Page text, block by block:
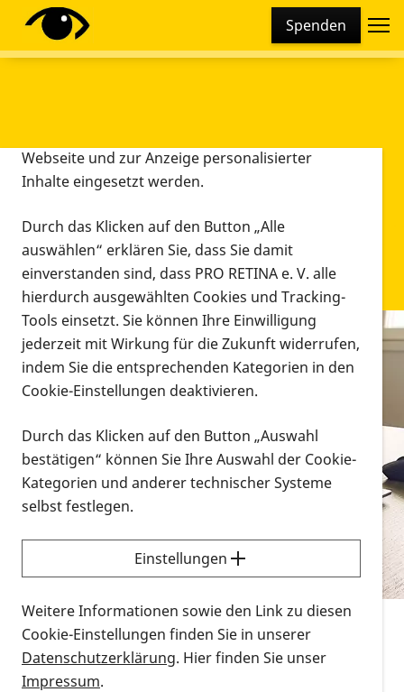
Spenden
Infomaterial
Infomaterial
Vorlesen
Alle Infomaterialien in verschiedenen
Formaten an einem Ort
Sie möchten wissen, wie Sie nach Infonmaterial
suchen und dieses bestellen bzw. herunterladen
können? Schauen Sie sich dieErklärvideos zum
Thema Infomaterial auf der PRO RETINA-Website
für blinde und sehbehinderte Menschen an.
Auf dieser Seite finden Sie sämtliches Infomaterial
Diese Webseite setzt verschiedene Cookies und
Tracking-Tools ein. Dies beinhaltet Cookies und
Webseite und zur Anzeige personalisierter
Inhalte eingesetzt werden.
Durch das Klicken auf den Button „Alle
auswählen“ erklären Sie, dass Sie damit
einverstanden sind, dass PRO RETINA e. V. alle
hierdurch ausgewählten Cookies und Tracking-
Tools einsetzt. Sie können Ihre Einwilligung
jederzeit mit Wirkung für die Zukunft widerrufen,
indem Sie die entsprechenden Kategorien in den
Cookie-Einstellungen deaktivieren.
Durch das Klicken auf den Button „Auswahl
bestätigen“ können Sie Ihre Auswahl der Cookie-
Kategorien und anderer technischer Systeme
selbst festlegen.
Einstellungen
Weitere Informationen sowie den Link zu diesen
Cookie-Einstellungen finden Sie in unserer
Datenschutzerklärung. Hier finden Sie unser
Impressum.